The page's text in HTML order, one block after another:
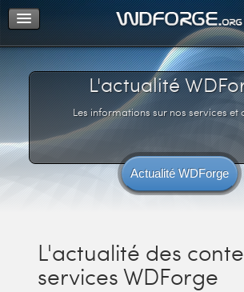
Support
Connexion
L'actualité
Les informations sur nos services et
Actualité WDForge
L'actualité des
services WDForge